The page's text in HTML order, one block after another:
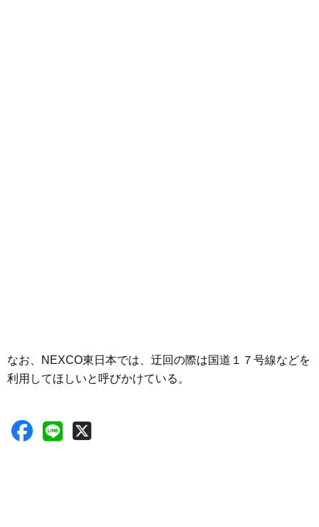
なお、NEXCO東日本では、迂回の際は国道１７号線などを
利用してほしいと呼びかけている。